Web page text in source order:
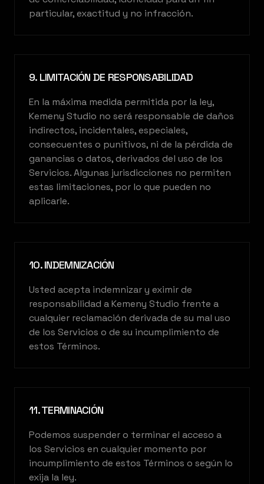
particular, exactitud y no infracción.
9. LIMITACIÓN DE RESPONSABILIDAD
En la máxima medida permitida por la ley,
Kemeny Studio no será responsable de daños
indirectos, incidentales, especiales,
consecuentes o punitivos, ni de la pérdida de
ganancias o datos, derivados del uso de los
Servicios. Algunas jurisdicciones no permiten
estas limitaciones, por lo que pueden no
aplicarle.
10. INDEMNIZACIÓN
Usted acepta indemnizar y eximir de
responsabilidad a Kemeny Studio frente a
cualquier reclamación derivada de su mal uso
de los Servicios o de su incumplimiento de
estos Términos.
11. TERMINACIÓN
Podemos suspender o terminar el acceso a
los Servicios en cualquier momento por
incumplimiento de estos Términos o según lo
exija la ley.